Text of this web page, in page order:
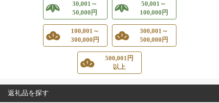
30,001～
50,000円
50,001～
100,000円
100,001～
300,000円
300,001～
500,000円
500,001円
以上
返礼品を探す